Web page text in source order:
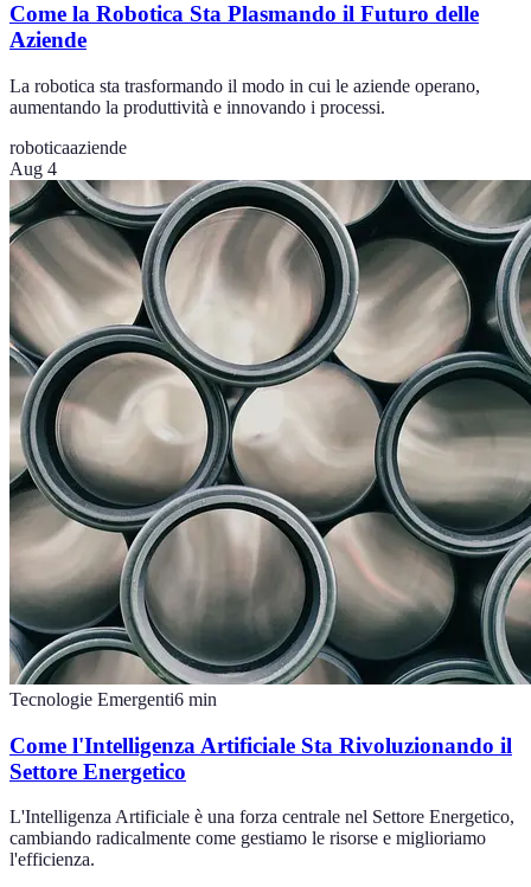
Come la Robotica Sta Plasmando il Futuro delle
Aziende
La robotica sta trasformando il modo in cui le aziende operano,
aumentando la produttività e innovando i processi.
roboticaaziende
Aug 4
Tecnologie Emergenti6 min
Come l'Intelligenza Artificiale Sta Rivoluzionando il
Settore Energetico
L'Intelligenza Artificiale è una forza centrale nel Settore Energetico,
cambiando radicalmente come gestiamo le risorse e miglioriamo
l'efficienza.